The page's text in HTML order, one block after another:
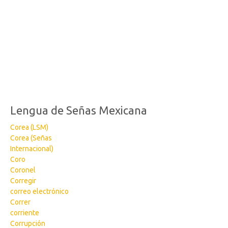
Lengua de Señas Mexicana
Corea (LSM)
Corea (Señas
Internacional)
Coro
Coronel
Corregir
correo electrónico
Correr
corriente
Corrupción